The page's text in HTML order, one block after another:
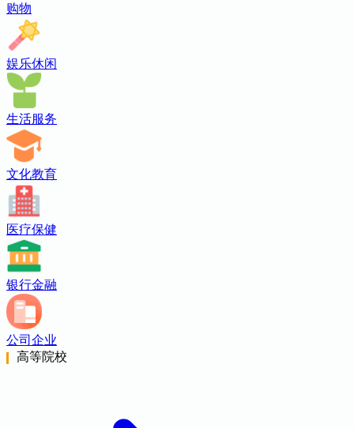
购物
娱乐休闲
生活服务
文化教育
医疗保健
银行金融
公司企业
高等院校